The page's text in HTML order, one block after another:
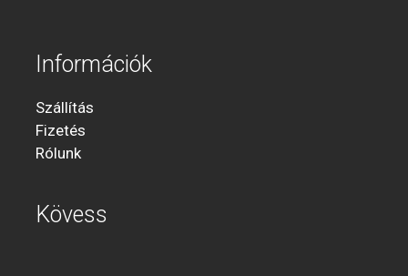
Információk
Szállítás
Fizetés
Rólunk
Kövess